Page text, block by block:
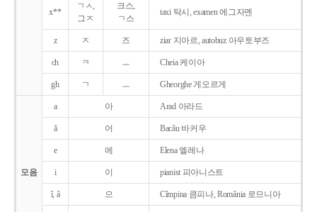
x**
ㄱㅅ,
그ㅈ
크스,
ㄱ스
taxi 탁시, examen 에그자멘
z ㅈ 즈 ziar 지아르, autobuz 아우토부즈
ch ㅋ ㅡ Cheia 케이아
gh ㄱ ㅡ Gheorghe 게오르게
모음
a 아 Arad 아라드
ǎ 어 Bacǎu 바커우
e 에 Elena 엘레나
i 이 pianist 피아니스트
î, â 으 Cîmpina 큼피나, România 로므니아